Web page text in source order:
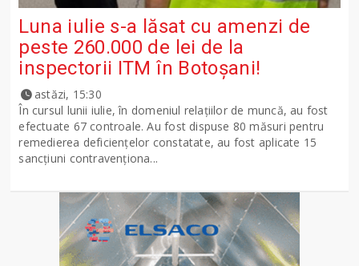
Luna iulie s-a lăsat cu amenzi de
peste 260.000 de lei de la
inspectorii ITM în Botoșani!
astăzi, 15:30
În cursul lunii iulie, în domeniul relațiilor de muncă, au fost
efectuate 67 controale. Au fost dispuse 80 măsuri pentru
remedierea deficiențelor constatate, au fost aplicate 15
sancţiuni contravenționa...